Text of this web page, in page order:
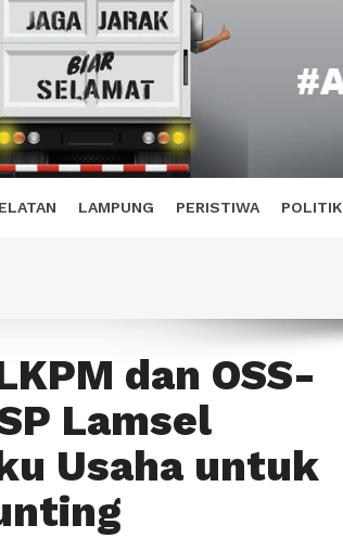
LAMPUNG PERISTIWA POLITIK
dan OSS-
Lamsel
Usaha untuk